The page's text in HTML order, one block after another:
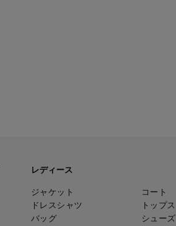
レディース
ジャケット コート
ドレスシャツ
トップス
バッグ
シューズ